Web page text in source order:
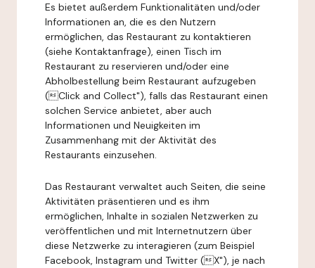
Es bietet außerdem Funktionalitäten und/oder
Informationen an, die es den Nutzern
ermöglichen, das Restaurant zu kontaktieren
(siehe Kontaktanfrage), einen Tisch im
Restaurant zu reservieren und/oder eine
Abholbestellung beim Restaurant aufzugeben
(Click and Collect"), falls das Restaurant einen
solchen Service anbietet, aber auch
Informationen und Neuigkeiten im
Zusammenhang mit der Aktivität des
Restaurants einzusehen.
Das Restaurant verwaltet auch Seiten, die seine
Aktivitäten präsentieren und es ihm
ermöglichen, Inhalte in sozialen Netzwerken zu
veröffentlichen und mit Internetnutzern über
diese Netzwerke zu interagieren (zum Beispiel
Facebook, Instagram und Twitter (X"), je nach